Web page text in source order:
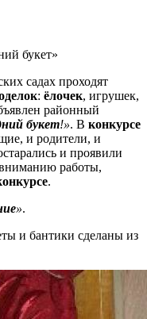
букет»
садах проходят
: ёлочек, игрушек,
районный
букет!». В конкурсе
и родители, и
и проявили
работы,
.
».
и бантики сделаны из